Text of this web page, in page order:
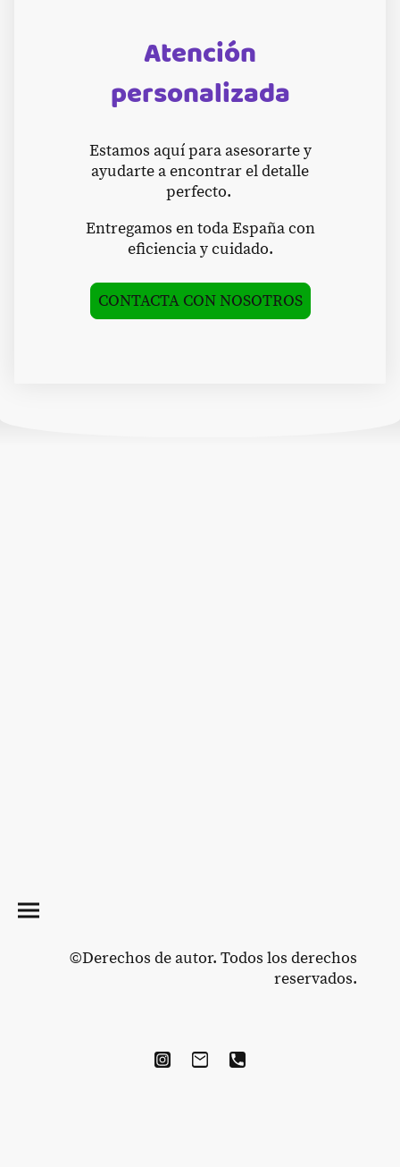
Atención
personalizada
Estamos aquí para asesorarte y
ayudarte a encontrar el detalle
perfecto.
Entregamos en toda España con
eficiencia y cuidado.
CONTACTA CON NOSOTROS
©Derechos de autor. Todos los derechos
reservados.